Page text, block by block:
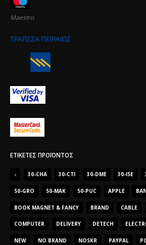
Maestro
ΕΤΙΚΈΤΕΣ ΠΡΟΪΌΝΤΟΣ
- 30-CHA 30-CTI 30-DME 30-ISE
50-GRO 50-MAK 50-PUC APPLE
BOOK MAGNET & FANCY BRAND CABLE
COMPUTER DELIVERY DETECH
NEW NO BRAND NOSKR PAYPAL